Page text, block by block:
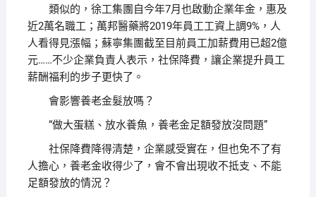
類似的，徐工集團自今年7月也啟動企業年金，惠及
近2萬名職工；萬邦醫藥將2019年員工工資上調9%，人
人看得見漲幅；蘇寧集團截至目前員工加薪費用已超2億
元……不少企業負責人表示，社保降費，讓企業提升員工
薪酬福利的步子更快了。
會影響養老金髮放嗎？
“做大蛋糕、放水養魚，養老金足額發放沒問題”
社保降費降得清楚，企業感受實在，但也免不了有
人擔心，養老金收得少了，會不會出現收不抵支、不能
足額發放的情況？